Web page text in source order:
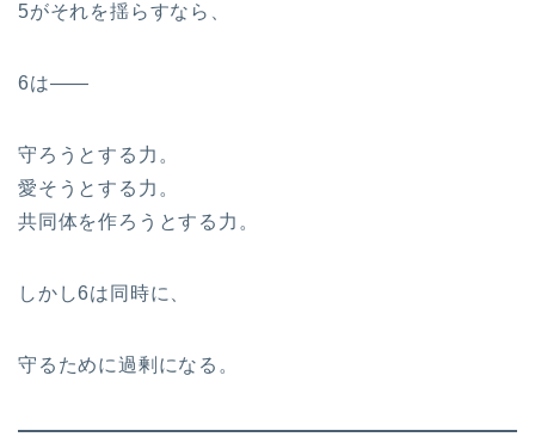
5がそれを揺らすなら、
6は――
守ろうとする力。
愛そうとする力。
共同体を作ろうとする力。
しかし6は同時に、
守るために過剰になる。